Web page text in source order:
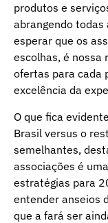
produtos e
abrangendo todas
esperar que os
escolhas, é nossa
ofertas para cada
excelência da
O que fica
Brasil versus o
semelhantes,
associações é
estratégias para
entender anseios
que a fará ser